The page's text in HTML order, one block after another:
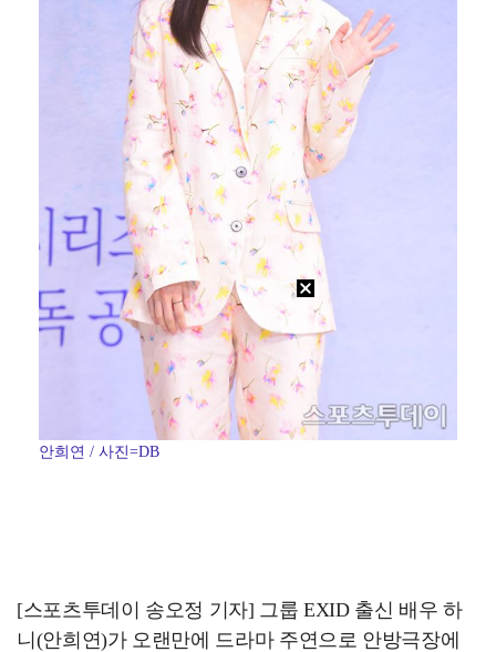
안희연 / 사진=DB
[스포츠투데이 송오정 기자] 그룹 EXID 출신 배우 하
니(안희연)가 오랜만에 드라마 주연으로 안방극장에